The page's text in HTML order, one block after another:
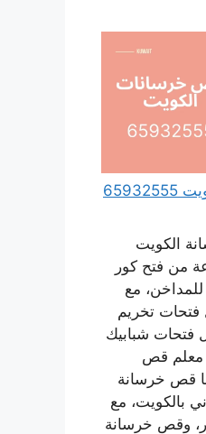
قص خرسانه بالليزر الكويت 65932555
الكويت
مدار 24 ساعة من فتح كور
مع
فتحات تخريم
فتحات شبابيك
معلم قص
قص خرسانة
بالكويت، مع
وقص خرسانة